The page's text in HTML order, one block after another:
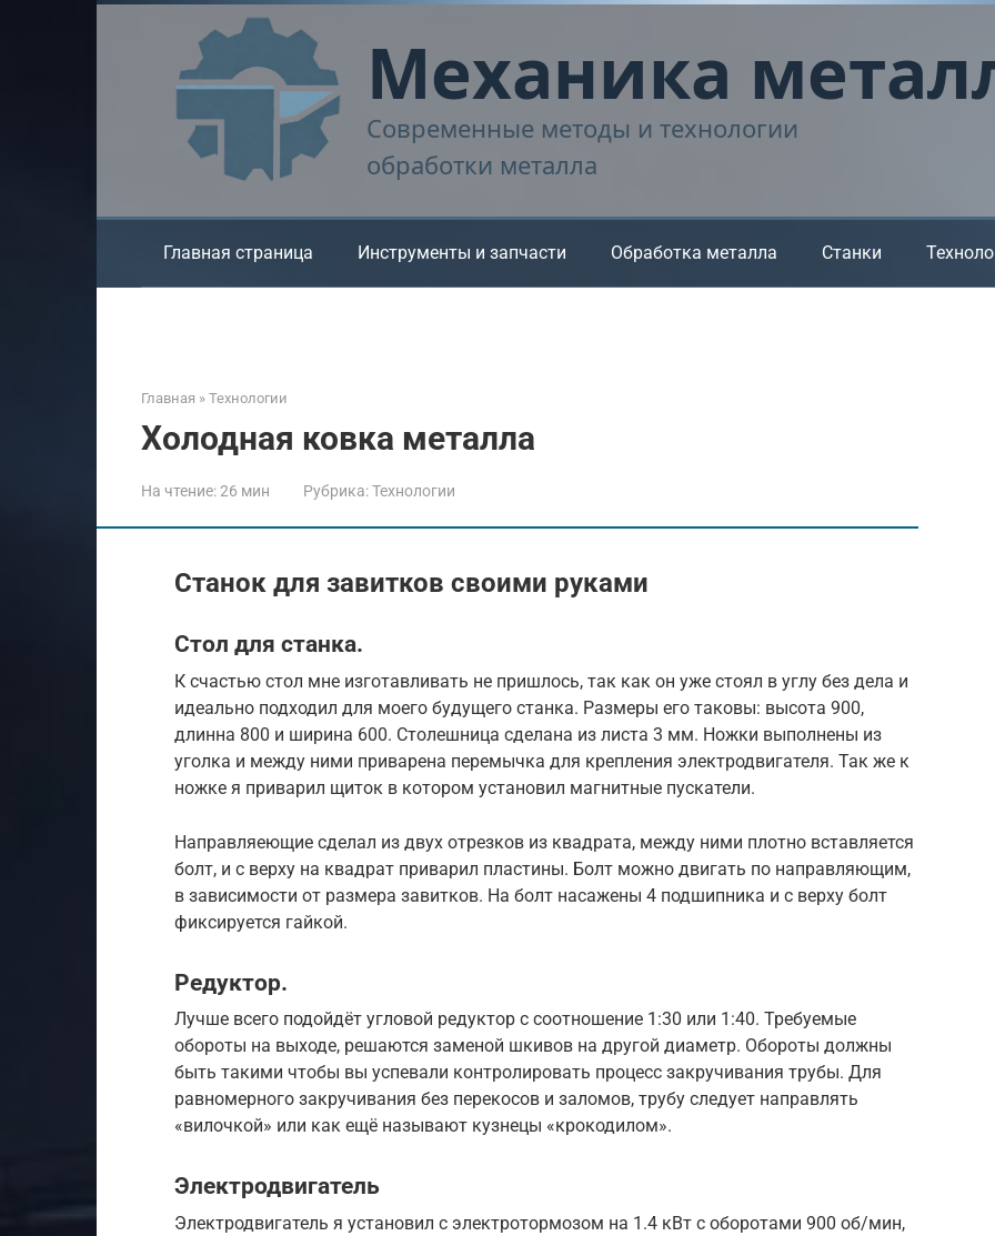
Механика
Современные методы и технологии
обработки металла
Главная страница Инструменты и запчасти Обработка металла Станки
Главная » Технологии
Холодная ковка металла
На чтение:26 мин Рубрика:Технологии
Станок для завитков своими руками
Стол для станка.
К счастью стол мне изготавливать не пришлось, так как он уже стоял в углу без дела и
идеально подходил для моего будущего станка. Размеры его таковы: высота 900,
длинна 800 и ширина 600. Столешница сделана из листа 3 мм. Ножки выполнены из
уголка и между ними приварена перемычка для крепления электродвигателя. Так же к
ножке я приварил щиток в котором установил магнитные пускатели.
Направляеющие сделал из двух отрезков из квадрата, между ними плотно вставляется
болт, и с верху на квадрат приварил пластины. Болт можно двигать по направляющим,
в зависимости от размера завитков. На болт насажены 4 подшипника и с верху болт
фиксируется гайкой.
Редуктор.
Лучше всего подойдёт угловой редуктор с соотношение 1:30 или 1:40. Требуемые
обороты на выходе, решаются заменой шкивов на другой диаметр. Обороты должны
быть такими чтобы вы успевали контролировать процесс закручивания трубы. Для
равномерного закручивания без перекосов и заломов, трубу следует направлять
«вилочкой» или как ещё называют кузнецы «крокодилом».
Электродвигатель
Электродвигатель я установил с электротормозом на 1.4 кВт с оборотами 900 об/мин,